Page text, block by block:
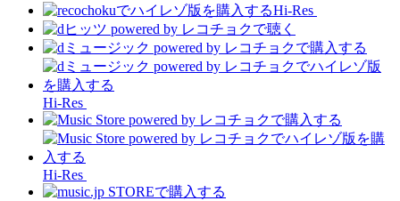
Hi-Res
Hi-Res
Hi-Res